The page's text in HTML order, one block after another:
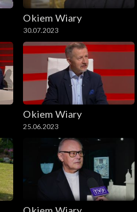
Okiem Wiary
30.07.2023
Okiem Wiary
25.06.2023